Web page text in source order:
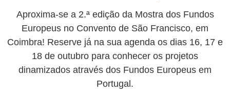
Aproxima-se a 2.ª edição da Mostra dos Fundos
Europeus no Convento de São Francisco, em
Coimbra! Reserve já na sua agenda os dias 16, 17 e
18 de outubro para conhecer os projetos
dinamizados através dos Fundos Europeus em
Portugal.